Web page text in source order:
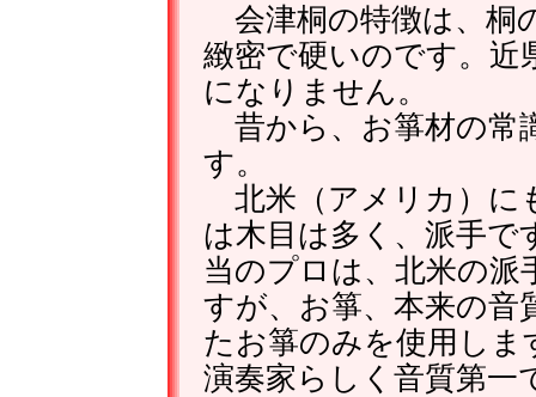
会津桐の特徴は、桐
緻密で硬いのです。近
になりません。
昔から、お箏材の常
す。
北米（アメリカ）に
は木目は多く、派手で
当のプロは、北米の派
すが、お箏、本来の音
たお箏のみを使用し
演奏家らしく音質第一